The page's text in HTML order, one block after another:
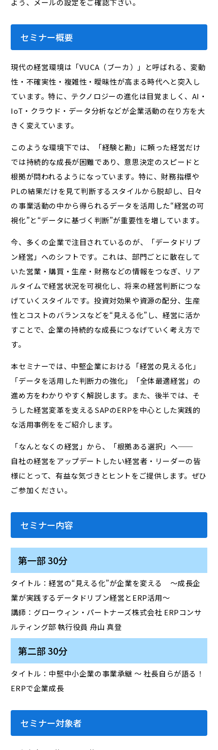
セミナー概要
現代の経営環境は「VUCA（ブーカ）」と呼ばれる、変動
性・不確実性・複雑性・曖昧性が高まる時代へと突入し
ています。特に、テクノロジーの進化は目覚ましく、AI・
IoT・クラウド・データ分析などが企業活動の在り方を大
きく変えています。
このような環境下では、「経験と勘」に頼った経営だけ
では持続的な成長が困難であり、意思決定のスピードと
根拠が問われるようになっています。特に、財務指標や
PLの結果だけを見て判断するスタイルから脱却し、日々
の事業活動の中から得られるデータを活用した“経営の可
視化”と“データに基づく判断”が重要性を増しています。
今、多くの企業で注目されているのが、「データドリブ
ン経営」へのシフトです。これは、部門ごとに散在して
いた営業・購買・生産・財務などの情報をつなぎ、リア
ルタイムで経営状況を可視化し、将来の経営判断につな
げていくスタイルです。投資対効果や資源の配分、生産
性とコストのバランスなどを“見える化”し、経営に活か
すことで、企業の持続的な成長につなげていく考え方で
す。
本セミナーでは、中堅企業における「経営の見える化」
「データを活用した判断力の強化」「全体最適経営」の
進め方をわかりやすく解説します。また、後半では、そ
うした経営変革を支えるSAPのERPを中心とした実践的
な活用事例ををご紹介します。
「なんとなくの経営」から、「根拠ある選択」へ──
自社の経営をアップデートしたい経営者・リーダーの皆
様にとって、有益な気づきとヒントをご提供します。ぜひ
ご参加ください。
セミナー内容
第一部 30分
タイトル：経営の“見える化”が企業を変える ～成長企
業が実践するデータドリブン経営とERP活用～
講師：グローウィン・パートナーズ株式会社 ERPコンサ
ルティング部 執行役員 舟山 真登
第二部 30分
タイトル：中堅中小企業の事業承継 〜 社長自らが語る！
ERPで企業成長
セミナー対象者